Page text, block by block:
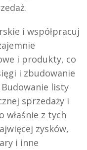
i współpracuj
i produkty, co
i zbudowanie
listy
sprzedaży i
właśnie z tych
zysków,
i inne